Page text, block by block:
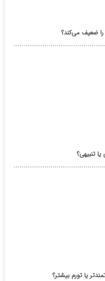
ضعیف می‌کند؟
تنبیهی؟
یا تورم بیشتر؟